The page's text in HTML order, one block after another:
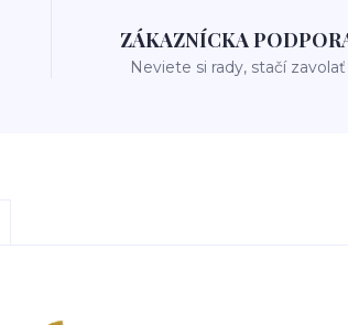
ZÁKAZNÍCKA
Neviete si rady, stačí zavolať